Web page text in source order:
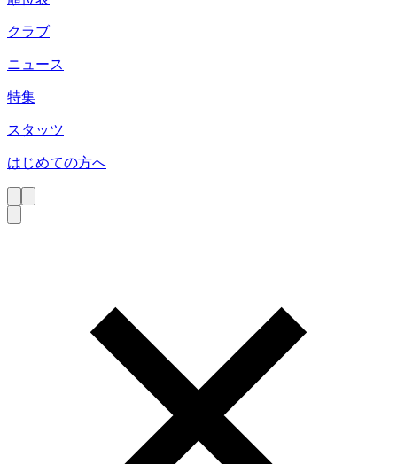
クラブ
ニュース
特集
スタッツ
はじめての方へ